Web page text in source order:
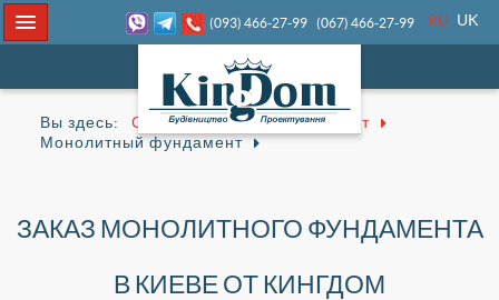
(093) 466-27-99 (067) 466-27-99 RU UK
Вы здесь: Строительство
Фундамент
Монолитный фундамент
ЗАКАЗ МОНОЛИТНОГО ФУНДАМЕНТА
В КИЕВЕ ОТ КИНГДОМ